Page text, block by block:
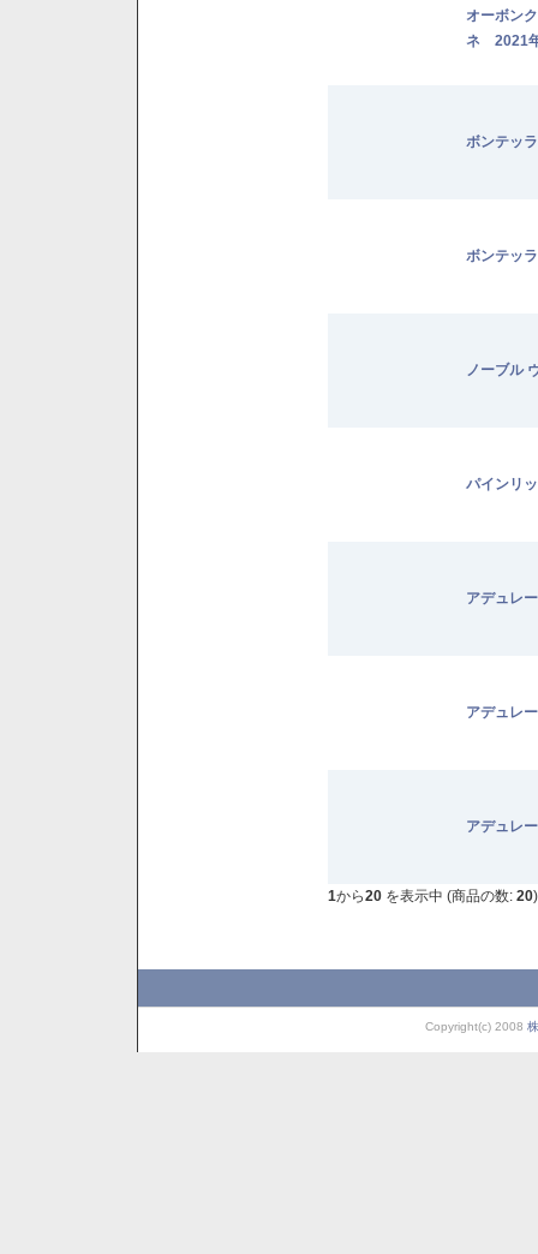
オーボン
ネ 2021
ボンテッ
ボンテッ
ノーブル
パインリ
アデュレ
アデュレ
アデュレ
1から20 を表示中 (商品の数: 20)
Copyright(c) 2008